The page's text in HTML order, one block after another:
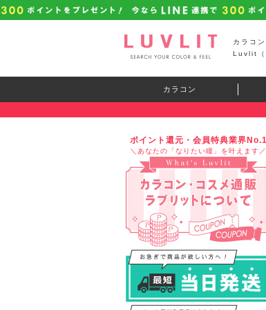
カラコ
Luvlit（
カラコン
ポイント還元・会員特典業界No.1
＼あなたの「なりたい瞳」を叶えます／